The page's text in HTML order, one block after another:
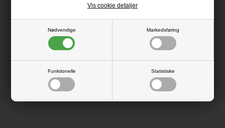
Nødvendige Markedsføring
Funktionelle Statistiske
Vis cookie detaljer
Dies, der kan bruges i de fleste die-cut systemer.
6 tekster ca. mål 8,5 cm / 7,5cm (ramme om tekster)
LÆS OG BLIV INSPIRERET
Læs flere artikler...